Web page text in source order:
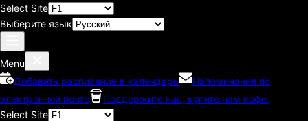
Select Site
Выберите язык
Menu
Добавить расписание в календарь
Напоминания по
электронной почте
Поддержите нас, купите нам кофе.
Select Site